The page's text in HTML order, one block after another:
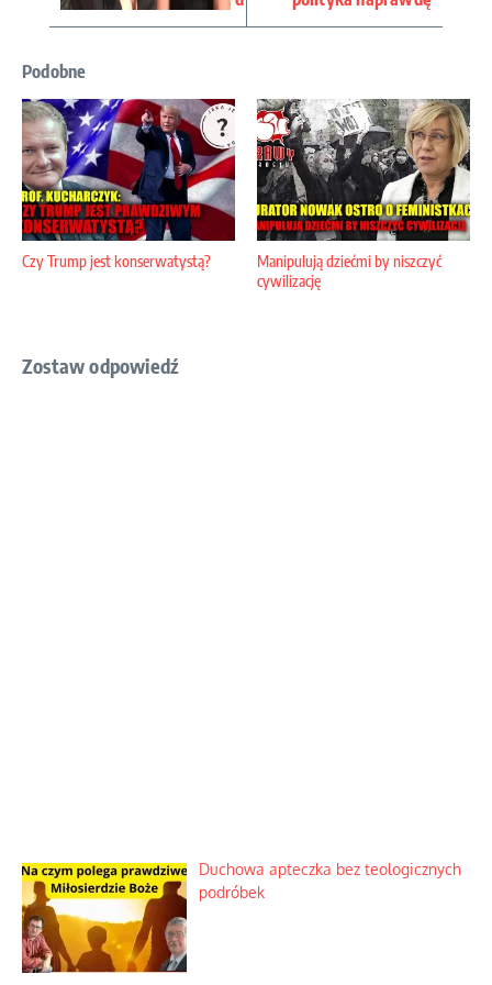
Podobne
Czy Trump jest konserwatystą?
Manipulują dziećmi by niszczyć
cywilizację
Zostaw odpowiedź
Duchowa apteczka bez teologicznych
podróbek